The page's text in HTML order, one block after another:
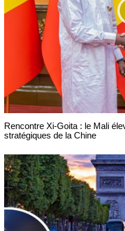
Rencontre Xi-Goita : le Mali
stratégiques de la Chine